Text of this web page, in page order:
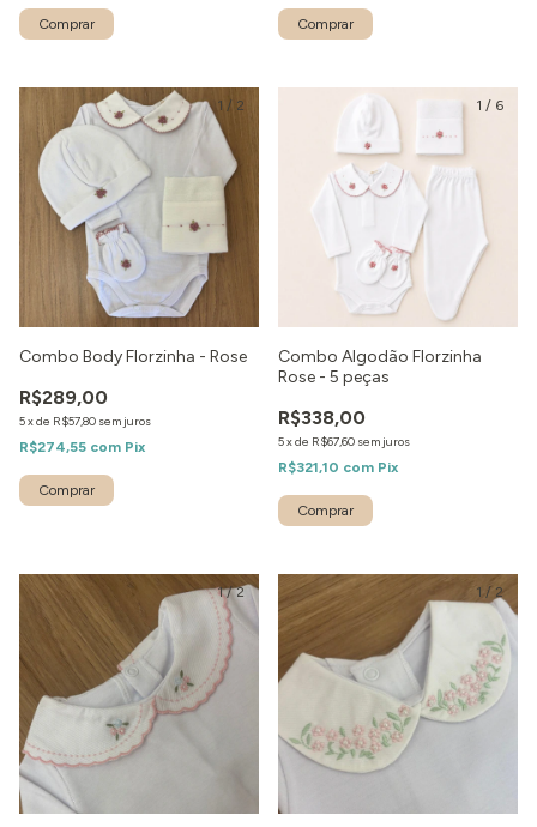
1 / 2
Combo Body Florzinha - Rose
R$289,00
5xde R$57,80 sem juros
R$274,55 com Pix
1 / 6
Combo Algodão Florzinha
Rose - 5 peças
R$338,00
5xde R$67,60 sem juros
R$321,10 com Pix
1/2 1 / 2